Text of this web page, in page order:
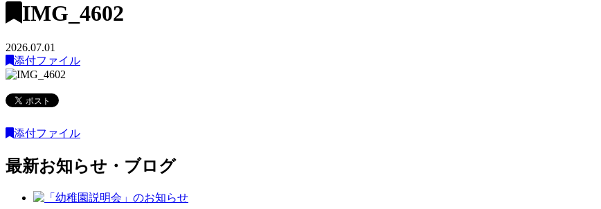
IMG_4602
2026.07.01
添付ファイル
添付ファイル
最新お知らせ・ブログ